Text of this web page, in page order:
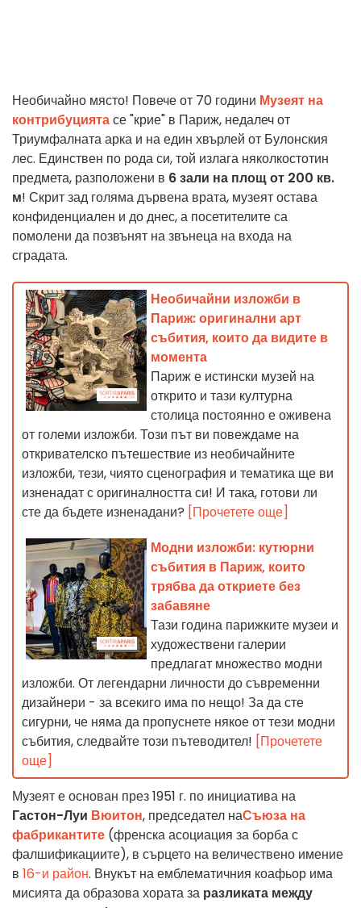
Необичайно място! Повече от 70 години Музеят на
контрибуциятасе "крие" в Париж, недалеч от
Триумфалната арка и на един хвърлей от Булонския
лес. Единствен по рода си, той излага няколкостотин
предмета, разположени в 6 зали на площ от 200 кв.
м! Скрит зад голяма дървена врата, музеят остава
конфиденциален и до днес, а посетителите са
помолени да позвънят на звънеца на входа на
сградата.
Необичайни изложби в
Париж: оригинални арт
събития, които да видите в
момента
Париж е истински музей на
открито и тази културна
столица постоянно е оживена
от големи изложби. Този път ви повеждаме на
откривателско пътешествие из необичайните
изложби, тези, чиято сценография и тематика ще ви
изненадат с оригиналността си! И така, готови ли
сте да бъдете изненадани? [Прочетете още]
Модни изложби: кутюрни
събития в Париж, които
трябва да откриете без
забавяне
Тази година парижките музеи и
художествени галерии
предлагат множество модни
изложби. От легендарни личности до съвременни
дизайнери - за всекиго има по нещо! За да сте
сигурни, че няма да пропуснете някое от тези модни
събития, следвайте този пътеводител! [Прочетете
още]
Музеят е основан през 1951 г. по инициатива на
Гастон-Луи Вюитон, председател наСъюза на
фабрикантите (френска асоциация за борба с
фалшификациите), в сърцето на величествено имение
в 16-и район. Внукът на емблематичния коафьор има
мисията да образова хората за разликата между